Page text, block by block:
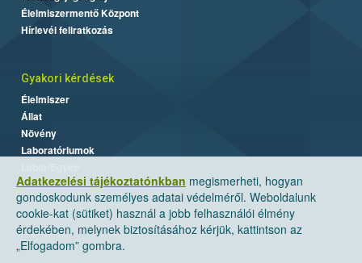
Adatkezelési tájékoztatónkban megismerheti, hogyan
gondoskodunk személyes adatai védelméről. Weboldalunk
cookie-kat (sütiket) használ a jobb felhasználói élmény
érdekében, melynek biztosításához kérjük, kattintson az
„Elfogadom” gombra.
Élelmiszermentő Központ
Hírlevél feliratkozás
Gyakori kérdések
Élelmiszer
Állat
Növény
Laboratóriumok